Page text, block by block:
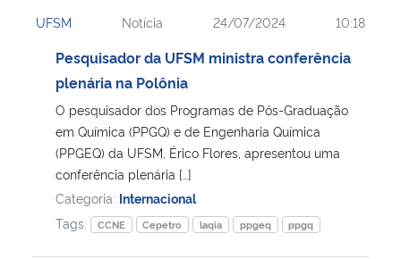
UFSM Notícia 24/07/2024 10:18
Pesquisador da UFSM ministra conferência
plenária na Polônia
O pesquisador dos Programas de Pós-Graduação
em Química (PPGQ) e de Engenharia Química
(PPGEQ) da UFSM, Érico Flores, apresentou uma
conferência plenária […]
Categoria: Internacional
Tags:
CCNE Cepetro laqia ppgeq ppgq